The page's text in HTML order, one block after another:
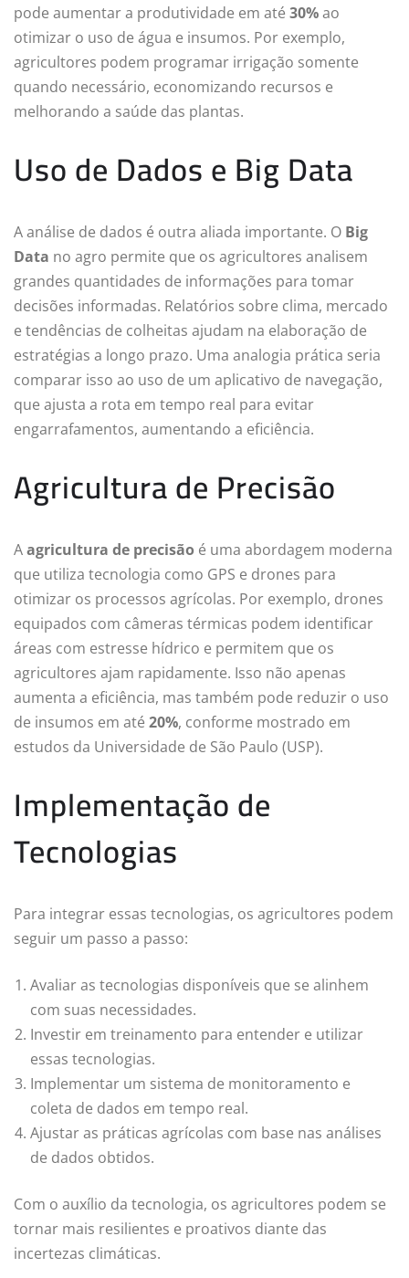
pode aumentar a produtividade em até 30%ao
otimizar o uso de água e insumos. Por exemplo,
agricultores podem programar irrigação somente
quando necessário, economizando recursos e
melhorando a saúde das plantas.
Uso de Dados e Big Data
A análise de dados é outra aliada importante. O Big
Data no agro permite que os agricultores analisem
grandes quantidades de informações para tomar
decisões informadas. Relatórios sobre clima, mercado
e tendências de colheitas ajudam na elaboração de
estratégias a longo prazo. Uma analogia prática seria
comparar isso ao uso de um aplicativo de navegação,
que ajusta a rota em tempo real para evitar
engarrafamentos, aumentando a eficiência.
Agricultura de Precisão
Aagricultura de precisão é uma abordagem moderna
que utiliza tecnologia como GPS e drones para
otimizar os processos agrícolas. Por exemplo, drones
equipados com câmeras térmicas podem identificar
áreas com estresse hídrico e permitem que os
agricultores ajam rapidamente. Isso não apenas
aumenta a eficiência, mas também pode reduzir o uso
de insumos em até 20%, conforme mostrado em
estudos da Universidade de São Paulo (USP).
Implementação de
Tecnologias
Para integrar essas tecnologias, os agricultores podem
seguir um passo a passo:
Avaliar as tecnologias disponíveis que se alinhem
com suas necessidades.
Investir em treinamento para entender e utilizar
essas tecnologias.
Implementar um sistema de monitoramento e
coleta de dados em tempo real.
Ajustar as práticas agrícolas com base nas análises
de dados obtidos.
Com o auxílio da tecnologia, os agricultores podem se
tornar mais resilientes e proativos diante das
incertezas climáticas.